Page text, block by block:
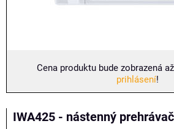
Cena produktu bude zobrazená
prihlásení!
IWA425 - nástenný